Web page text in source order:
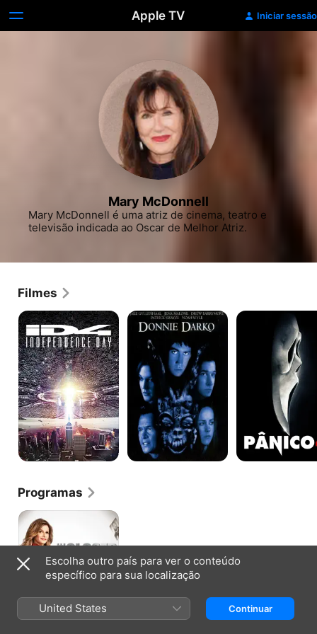
Apple TV Iniciar sessão
Mary McDonnell
Mary McDonnell é uma atriz de cinema, teatro e
televisão indicada ao Oscar de Melhor Atriz.
Filmes
Independence
Day
Donnie
Darko
Pânico
Programas
Divisão
Criminal
Escolha outro país para ver o conteúdo
específico para sua localização
United States Continuar